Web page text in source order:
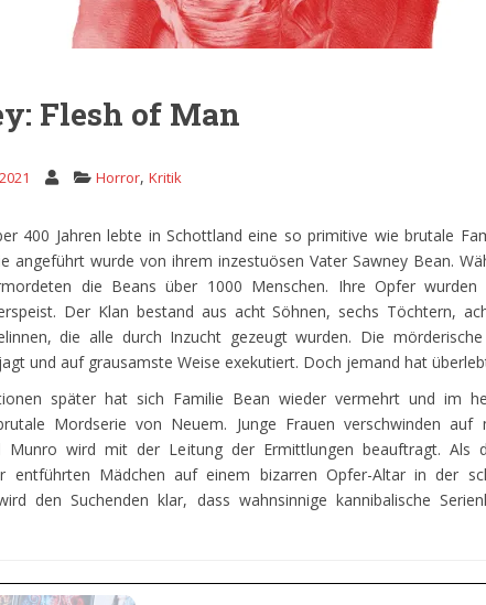
Flesh of Man
Horror, Kritik
400 Jahren lebte in Schottland eine so primitive wie brutale
angeführt wurde von ihrem inzestuösen Vater Sawney Bean.
die Beans über 1000 Menschen. Ihre Opfer wurden
Der Klan bestand aus acht Söhnen, sechs Töchtern,
die alle durch Inzucht gezeugt wurden. Die
und auf grausamste Weise exekutiert. Doch jemand hat
später hat sich Familie Bean wieder vermehrt und im
Mordserie von Neuem. Junge Frauen verschwinden auf
Munro wird mit der Leitung der Ermittlungen beauftragt. Als
entführten Mädchen auf einem bizarren Opfer-Altar in der
den Suchenden klar, dass wahnsinnige kannibalische